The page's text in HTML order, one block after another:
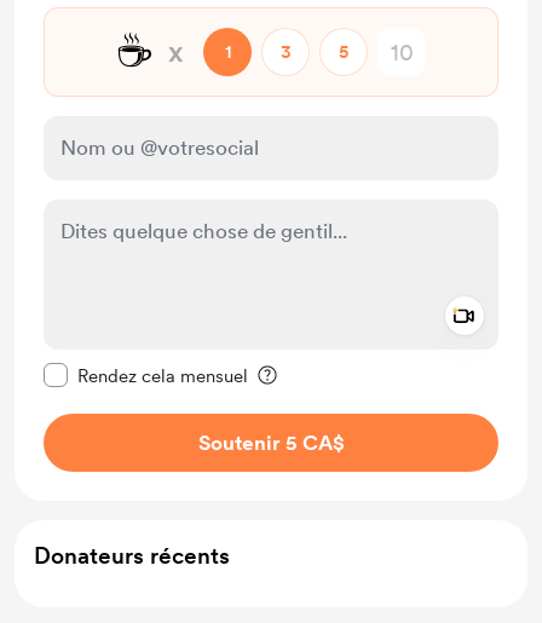
☕ x 1 3 5
Rendez cela mensuel
Soutenir 5 CA$
Donateurs récents